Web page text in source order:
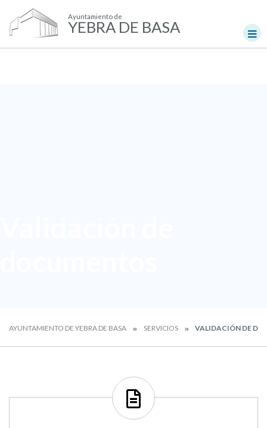
Ayuntamiento de
YEBRA DE BASA
AYUNTAMIENTO DE YEBRA DE BASA SERVICIOS VALIDACIÓN DE